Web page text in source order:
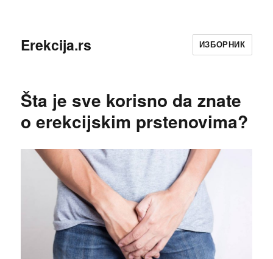
Erekcija.rs ИЗБОРНИК
Šta je sve korisno da znate
o erekcijskim prstenovima?